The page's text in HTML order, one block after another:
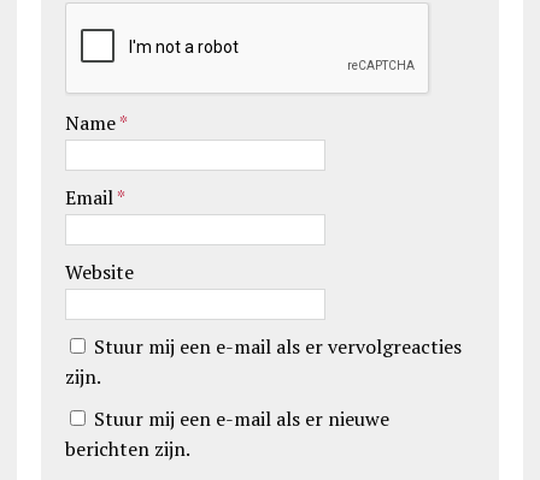
Name*
Email*
Website
Stuur mij een e-mail als er vervolgreacties
zijn.
Stuur mij een e-mail als er nieuwe
berichten zijn.